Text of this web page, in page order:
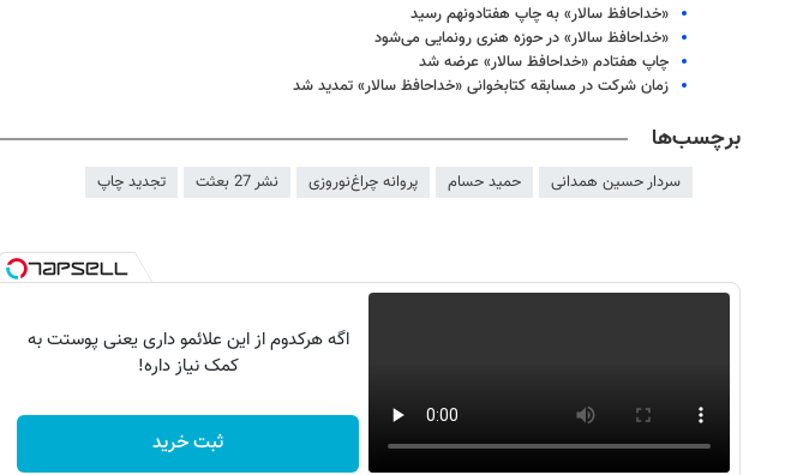
«خداحافظ سالار» به چاپ هفتادونهم رسید
«خداحافظ سالار» در حوزه هنری رونمایی می‌شود
چاپ هفتادم «خداحافظ سالار» عرضه شد
زمان شرکت در مسابقه کتابخوانی «خداحافظ سالار» تمدید شد
برچسب‌ها
سردار حسین همدانی حمید حسام پروانه چراغ‌نوروزی نشر 27 بعثت تجدید چاپ
اگه هرکدوم از این علائمو داری یعنی پوستت به
کمک نیاز داره!
ثبت خرید روزنامه‌های ورزشی شنبه ۱۷ مرداد ۱۴۰۵ روزنامه‌های صبح شنبه ۱۷ مرداد ۱۴۰۵